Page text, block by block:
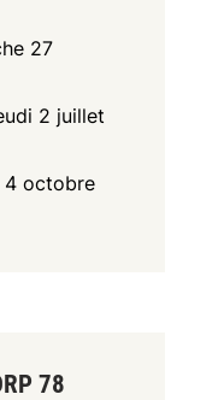
27
2 juillet
4 octobre
78